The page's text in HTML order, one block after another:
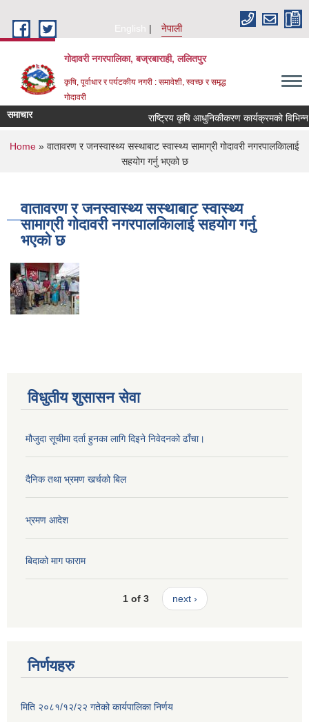
English
नेपाली
गोदावरी नगरपालिका, बज्रबाराही, ललितपुर
कृषि, पूर्वाधार र पर्यटकीय नगरी : समावेशी, स्वच्छ र समृद्ध
गोदावरी
समाचार
You are here
Home » वातावरण र जनस्वास्थ्य सस्थाबाट स्वास्थ्य सामाग्री गोदावरी नगरपालकिालाई
सहयोग गर्नु भएको छ
वातावरण र जनस्वास्थ्य सस्थाबाट स्वास्थ्य
सामाग्री गोदावरी नगरपालकिालाई सहयोग गर्नु
भएको छ
विधुतीय शुसासन सेवा
मौजुदा सूचीमा दर्ता हुनका लागि दिइने निवेदनको ढाँचा।
दैनिक तथा भ्रमण खर्चको बिल
भ्रमण आदेश
बिदाको माग फाराम
1 of 3 next ›
निर्णयहरु
मिति २०८१/१२/२२ गतेको कार्यपालिका निर्णय